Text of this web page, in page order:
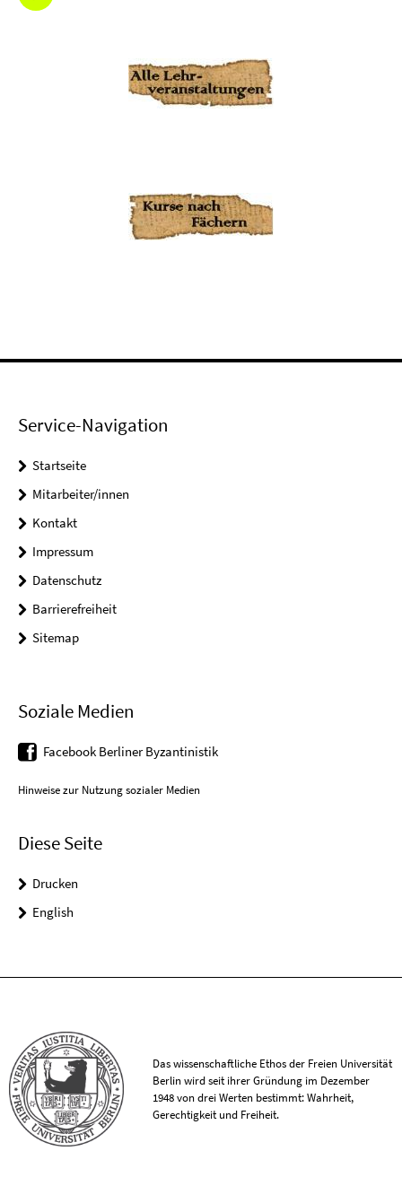
Service-Navigation
Startseite
Mitarbeiter/innen
Kontakt
Impressum
Datenschutz
Barrierefreiheit
Sitemap
Soziale Medien
Facebook Berliner Byzantinistik
Hinweise zur Nutzung sozialer Medien
Diese Seite
Drucken
English
Das wissenschaftliche Ethos der Freien Universität
Berlin wird seit ihrer Gründung im Dezember
1948 von drei Werten bestimmt: Wahrheit,
Gerechtigkeit und Freiheit.